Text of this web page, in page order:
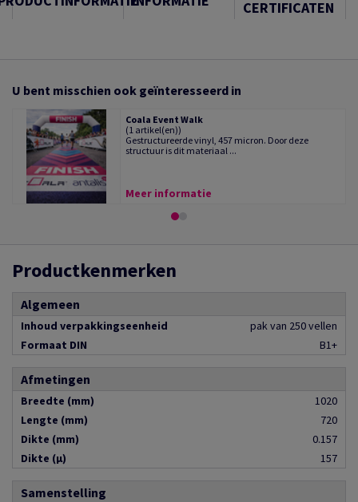
CERTIFICATEN
U bent misschien ook geïnteresseerd in
Coala Event Walk
(1 artikel(en))
Gestructureerde vinyl, 457 micron. Door deze
structuur is dit materiaal ...
Meer informatie
Productkenmerken
Algemeen
Inhoud verpakkingseenheid
pak van 250 vellen
Formaat DIN
B1+
Afmetingen
Breedte (mm)
1020
Lengte (mm)
720
Dikte (mm)
0.157
Dikte (µ)
157
Samenstelling